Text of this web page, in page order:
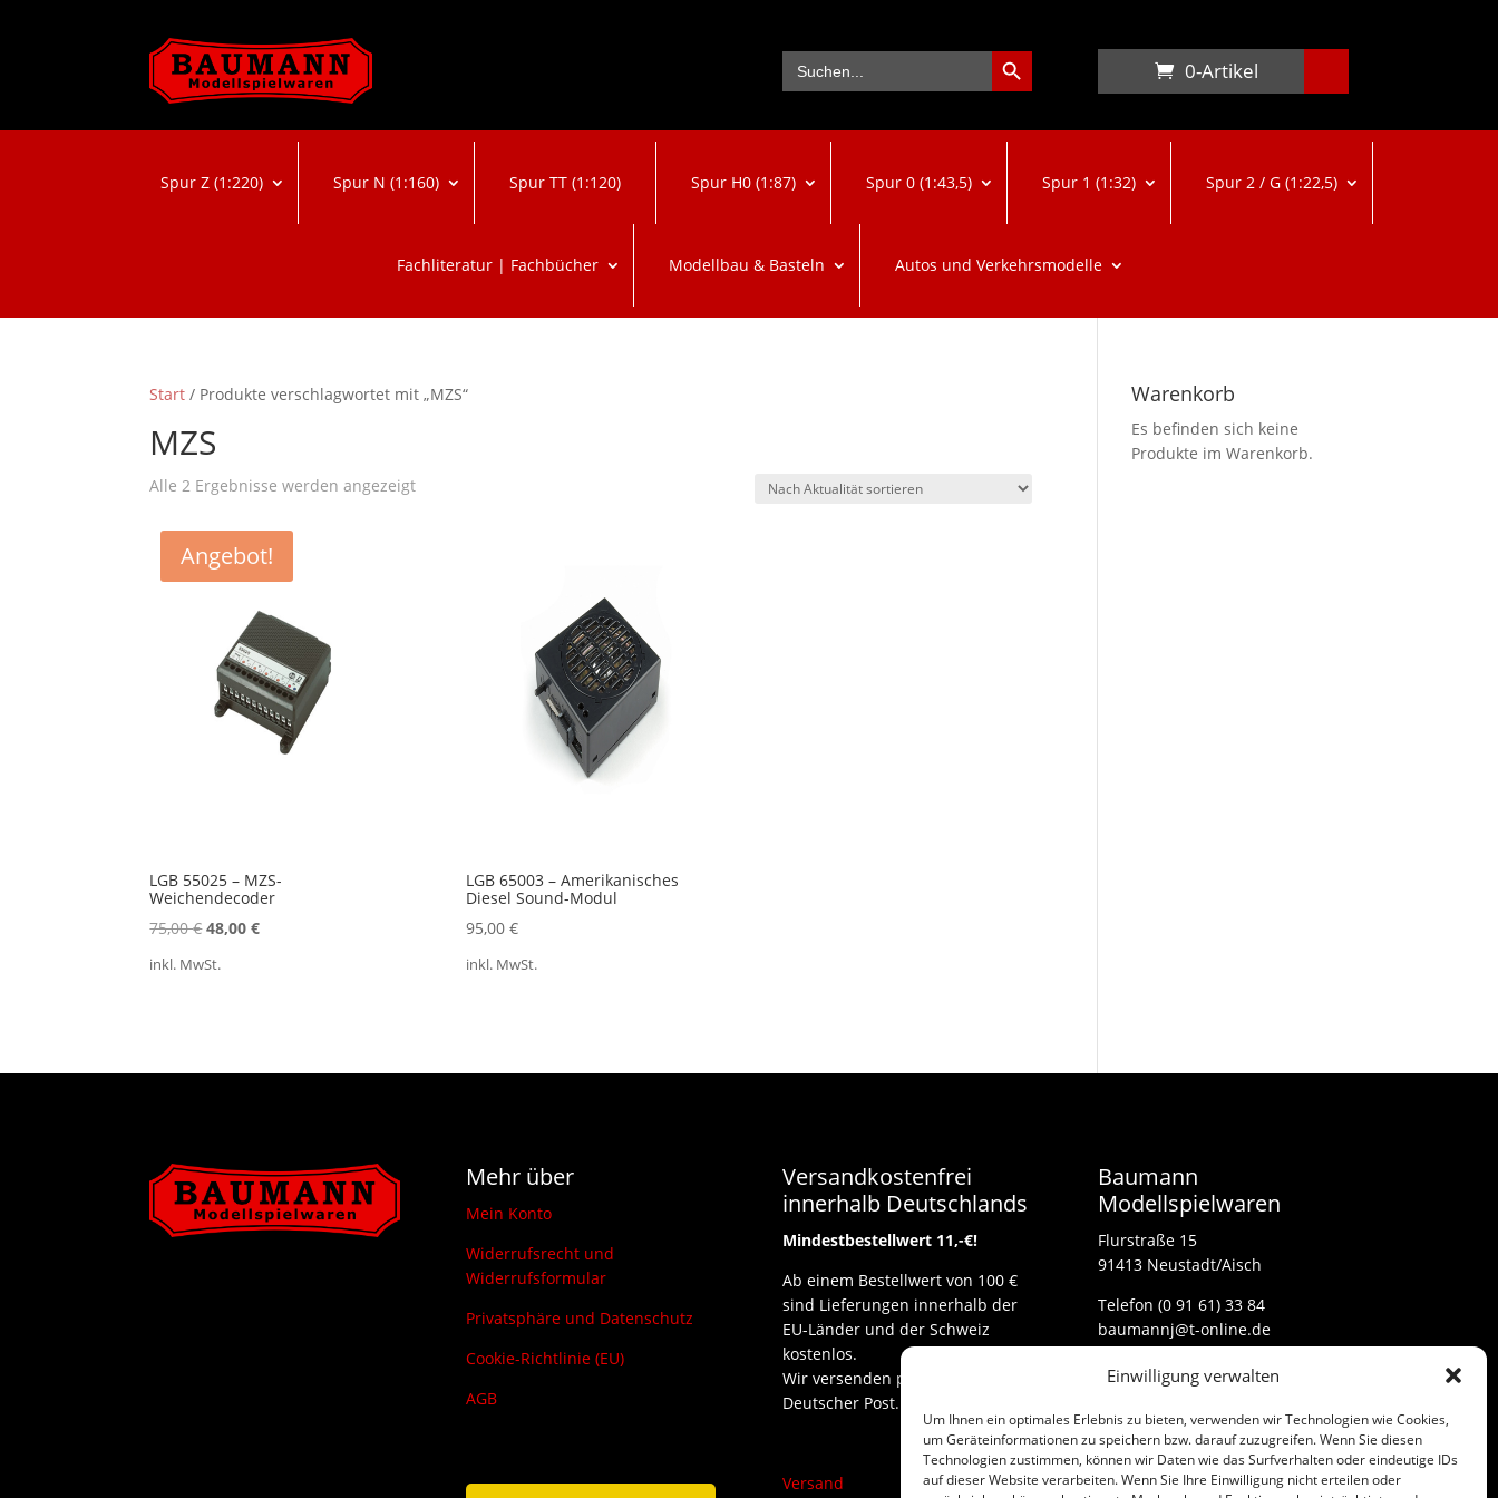
Einwilligung verwalten
Um Ihnen ein optimales Erlebnis zu bieten, verwenden wir Technologien wie Cookies,
um Geräteinformationen zu speichern bzw. darauf zuzugreifen. Wenn Sie diesen
Technologien zustimmen, können wir Daten wie das Surfverhalten oder eindeutige IDs
auf dieser Website verarbeiten. Wenn Sie Ihre Einwilligung nicht erteilen oder
Search
for:
Search Button
0-Artikel
Spur Z (1:220) Spur N (1:160) Spur TT (1:120) Spur H0 (1:87) Spur 0 (1:43,5) Spur 1 (1:32) Spur 2 / G (1:22,5)
Fachliteratur | Fachbücher Modellbau & Basteln Autos und Verkehrsmodelle
Start / Produkte verschlagwortet mit „MZS“
MZS
Alle 2 Ergebnisse werden angezeigtNach
Angebot!
LGB 55025 – MZS-
Weichendecoder
75,00€Ursprünglicher
48,00€Aktueller
inkl. MwSt.
LGB 65003 – Amerikanisches
Diesel Sound-Modul
95,00 €
inkl. MwSt.
Warenkorb
Es befinden sich keine
Produkte im Warenkorb.
Mehr über
Mein Konto
Widerrufsrecht und
Widerrufsformular
Privatsphäre und Datenschutz
Cookie-Richtlinie (EU)
AGB
Versandkostenfrei
innerhalb Deutschlands
Mindestbestellwert 11,-€!
Ab einem Bestellwert von 100 €
sind Lieferungen innerhalb der
EU-Länder und der Schweiz
kostenlos.
Wir versenden per DHL und
Deutscher Post.
Versand
Baumann
Modellspielwaren
Flurstraße 15
91413 Neustadt/Aisch
Telefon (0 91 61) 33 84
baumannj@t-online.de
Kontakt
Impressum